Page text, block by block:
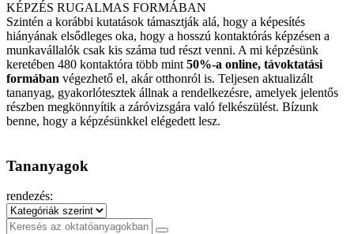
KÉPZÉS RUGALMAS FORMÁBAN
Szintén a korábbi kutatások támasztják alá, hogy a képesítés
hiányának elsődleges oka, hogy a hosszú kontaktórás képzésen a
munkavállalók csak kis száma tud részt venni. A mi képzésünk
keretében 480 kontaktóra több mint 50%-a online, távoktatási
formában végezhető el, akár otthonról is. Teljesen aktualizált
tananyag, gyakorlótesztek állnak a rendelkezésre, amelyek jelentős
részben megkönnyítik a záróvizsgára való felkészülést. Bízunk
benne, hogy a képzésünkkel elégedett lesz.
Tananyagok
rendezés: